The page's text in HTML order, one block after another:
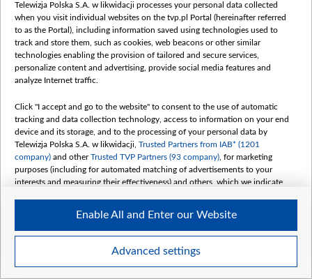
Безопасность
Youtube
Белсат news
Белсат Life
Belsat English
Biełsat PL
Белсат Now
Белсат Shorts
Белсат History
Белсат Music
Белсат Doc
My consents
Telewizja Polska S.A. w likwidacji processes your personal data collected
when you visit individual websites on the tvp.pl Portal (hereinafter referred
to as the Portal), including information saved using technologies used to
track and store them, such as cookies, web beacons or other similar
technologies enabling the provision of tailored and secure services,
personalize content and advertising, provide social media features and
analyze Internet traffic.
Click "I accept and go to the website" to consent to the use of automatic
tracking and data collection technology, access to information on your end
device and its storage, and to the processing of your personal data by
Telewizja Polska S.A. w likwidacji, Trusted Partners from IAB* (1201
company) and otherTrusted TVP Partners (93 company) , for marketing
purposes (including for automated matching of advertisements to your
interests and measuring their effectiveness) and others, which we indicate
The purposes of processing your data by TVP S.A. w likwidacji are as
follows:
Use limited data to select advertising
Create profiles for personalised advertising
Advanced settings
Enable All and Enter our Website